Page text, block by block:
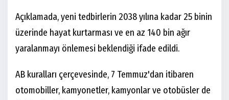
Açıklamada, yeni tedbirlerin 2038 yılına kadar 25 binin
üzerinde hayat kurtarması ve en az 140 bin ağır
yaralanmayı önlemesi beklendiği ifade edildi.
AB kuralları çerçevesinde, 7 Temmuz'dan itibaren
otomobiller, kamyonetler, kamyonlar ve otobüsler de